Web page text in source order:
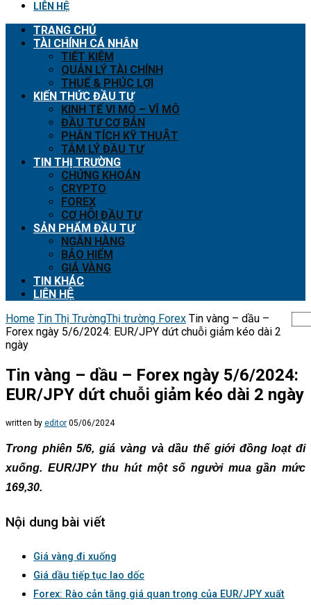
LIÊN HỆ
TRANG CHỦ
TÀI CHÍNH CÁ NHÂN
TIẾT KIỆM
QUẢN LÝ TÀI CHÍNH
THUẾ & PHÚC LỢI
KIẾN THỨC ĐẦU TƯ
KINH TẾ VI MÔ – VĨ MÔ
ĐẦU TƯ CƠ BẢN
PHÂN TÍCH KỸ THUẬT
TÂM LÝ ĐẦU TƯ
TIN THỊ TRƯỜNG
CHỨNG KHOÁN
CRYPTO
FOREX
CƠ HỘI ĐẦU TƯ
SẢN PHẨM ĐẦU TƯ
NGÂN HÀNG
BẢO HIỂM
GIÁ VÀNG
TIN KHÁC
LIÊN HỆ
Home Tin Thị TrườngThị trường Forex Tin vàng – dầu –
Forex ngày 5/6/2024: EUR/JPY dứt chuỗi giảm kéo dài 2
ngày
Tin vàng – dầu – Forex ngày 5/6/2024:
EUR/JPY dứt chuỗi giảm kéo dài 2 ngày
written by editor 05/06/2024
Trong phiên 5/6, giá vàng và dầu thế giới đồng loạt đi
xuống. EUR/JPY thu hút một số người mua gần mức
169,30.
Nội dung bài viết
Giá vàng đi xuống
Giá dầu tiếp tục lao dốc
Forex: Rào cản tăng giá quan trọng của EUR/JPY xuất